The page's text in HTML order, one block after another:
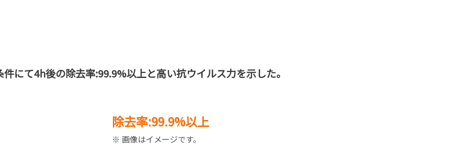
にて4h後の除去率:99.9%以上と高い抗ウイルス力を示した。
除去率:99.9%以上
※ 画像はイメージです。